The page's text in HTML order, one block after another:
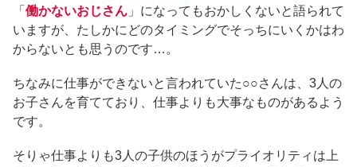
「 働かないおじさん 」になってもおかしくないと語られて
いますが、たしかにどのタイミングでそっちにいくかはわ
からないとも思うのです…。
ちなみに仕事ができないと言われていた○○さんは、3人の
お子さんを育てており、仕事よりも大事なものがあるよう
です。
そりゃ仕事よりも3人の子供のほうがプライオリティは上